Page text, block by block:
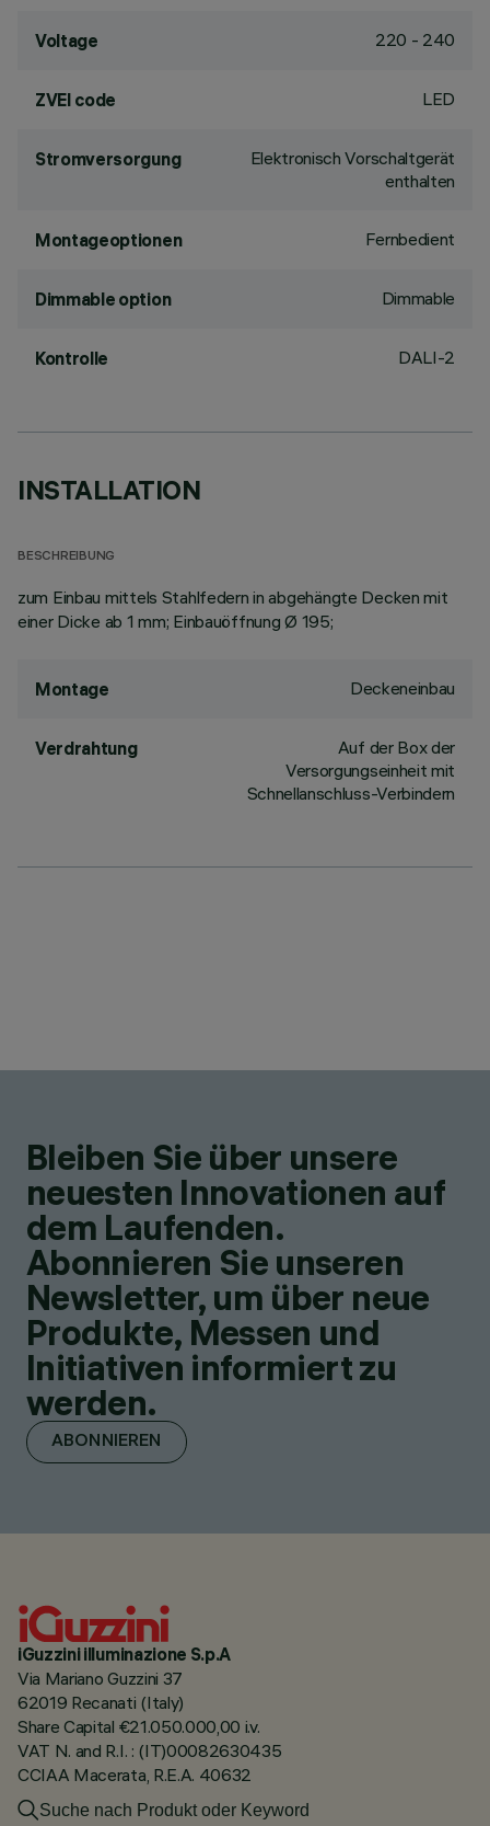
Voltage 220 - 240
ZVEI code LED
Stromversorgung
Elektronisch Vorschaltgerät
enthalten
Montageoptionen Fernbedient
Dimmable option Dimmable
Kontrolle DALI-2
INSTALLATION
BESCHREIBUNG
zum Einbau mittels Stahlfedern in abgehängte Decken mit
einer Dicke ab 1 mm; Einbauöffnung Ø 195;
Montage Deckeneinbau
Verdrahtung
Auf der Box der
Versorgungseinheit mit
Schnellanschluss-Verbindern
Bleiben Sie über unsere
neuesten Innovationen auf
dem Laufenden.
Abonnieren Sie unseren
Newsletter, um über neue
Produkte, Messen und
Initiativen informiert zu
werden.
ABONNIEREN
iGuzzini illuminazione S.p.A
Via Mariano Guzzini 37
62019 Recanati (Italy)
Share Capital €21.050.000,00 i.v.
VAT N. and R.I. : (IT)00082630435
CCIAA Macerata, R.E.A. 40632